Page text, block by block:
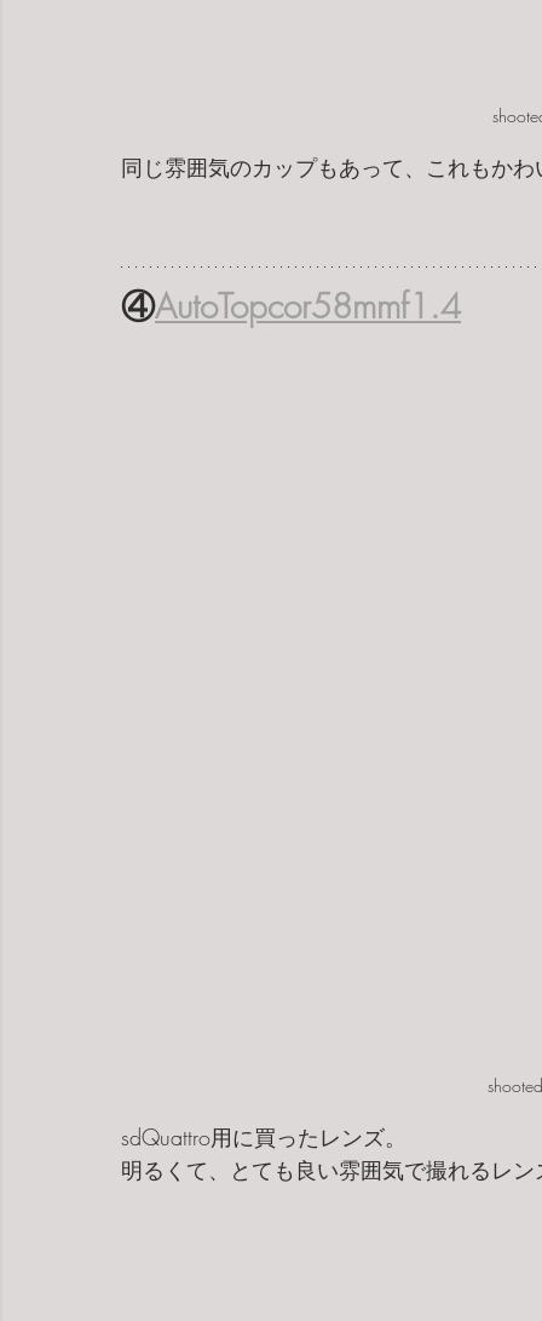
同じ雰囲気のカップもあって、これもか
④AutoTopcor58mmf1.4
sdQuattro用に買ったレンズ。
明るくて、とても良い雰囲気で撮れるレン